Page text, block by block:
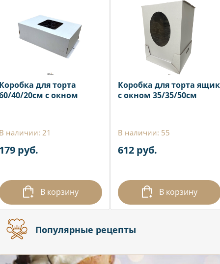
для торта
40/20см с окном
наличии: 21
руб.
В корзину
Коробка для торта ящик
с окном 35/35/50см
В наличии: 55
612 руб.
В корзину
Популярные рецепты